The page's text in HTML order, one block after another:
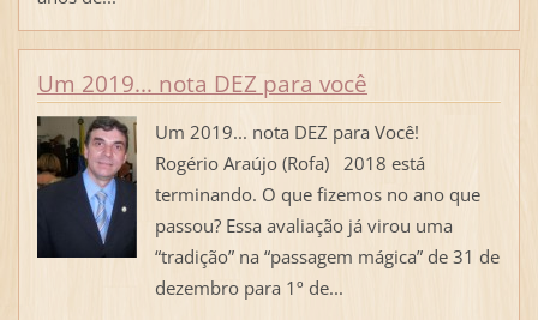
Um 2019... nota DEZ para você
Um 2019... nota DEZ para Você!
Rogério Araújo (Rofa) 2018 está
terminando. O que fizemos no ano que
passou? Essa avaliação já virou uma
“tradição” na “passagem mágica” de 31 de
dezembro para 1º de...